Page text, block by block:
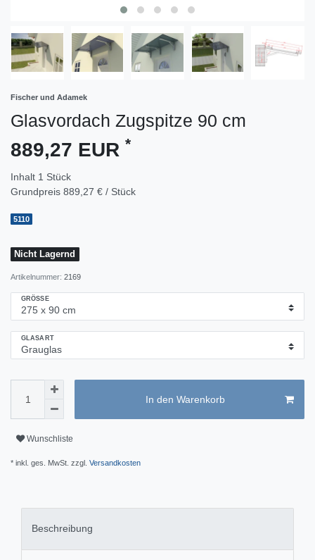
Fischer und Adamek
Glasvordach Zugspitze 90 cm
889,27 EUR *
Inhalt 1 Stück
Grundpreis 889,27 € / Stück
5110
Nicht Lagernd
Artikelnummer: 2169
GRÖSSE
GLASART
In den Warenkorb
Wunschliste
* inkl. ges. MwSt. zzgl. Versandkosten
Beschreibung